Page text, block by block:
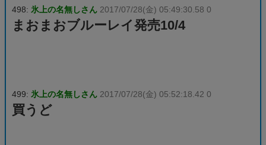
498: 氷上の名無しさん 2017/07/28(金) 05:49:30.58 0
まおまおブルーレイ発売10/4
499: 氷上の名無しさん 2017/07/28(金) 05:52:18.42 0
買うど